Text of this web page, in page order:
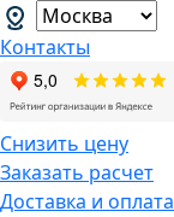
Контакты
Снизить цену
Заказать расчет
Доставка и оплата